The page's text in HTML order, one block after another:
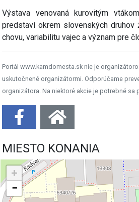
Výstava venovaná kurovitým
predstaví okrem slovenských druhov
chovu, variabilitu vajec a význam pre
Portál www.kamdomesta.sk nie je
uskutočnené organizátormi. Odporúčame
organizátora. Na niektoré akcie je potrebné sa
MIESTO KONANIA
+
−